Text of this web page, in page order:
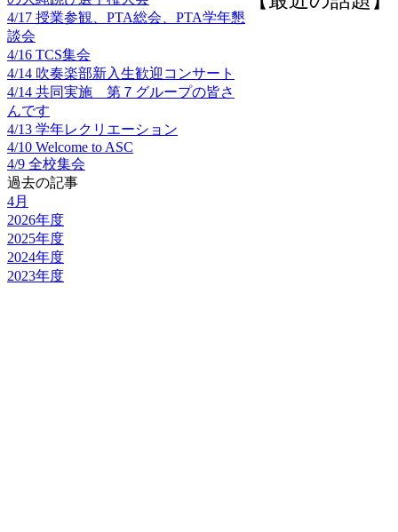
4/17 授業参観、PTA総会、PTA学年懇
談会
4/16 TCS集会
4/14 吹奏楽部新入生歓迎コンサート
4/14 共同実施 第７グループの皆さ
んです
4/13 学年レクリエーション
4/10 Welcome to ASC
4/9 全校集会
過去の記事
4月
2026年度
2025年度
2024年度
2023年度